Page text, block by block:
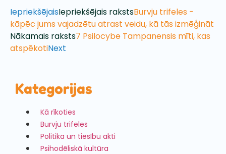
IepriekšējaisIepriekšējais rakstsBurvju trifeles -
kāpēc jums vajadzētu atrast veidu, kā tās izmēģināt
Nākamais raksts7 Psilocybe Tampanensis mīti, kas
atspēkotiNext
Kategorijas
Kā rīkoties
Burvju trifeles
Politika un tiesību akti
Psihodēliskā kultūra